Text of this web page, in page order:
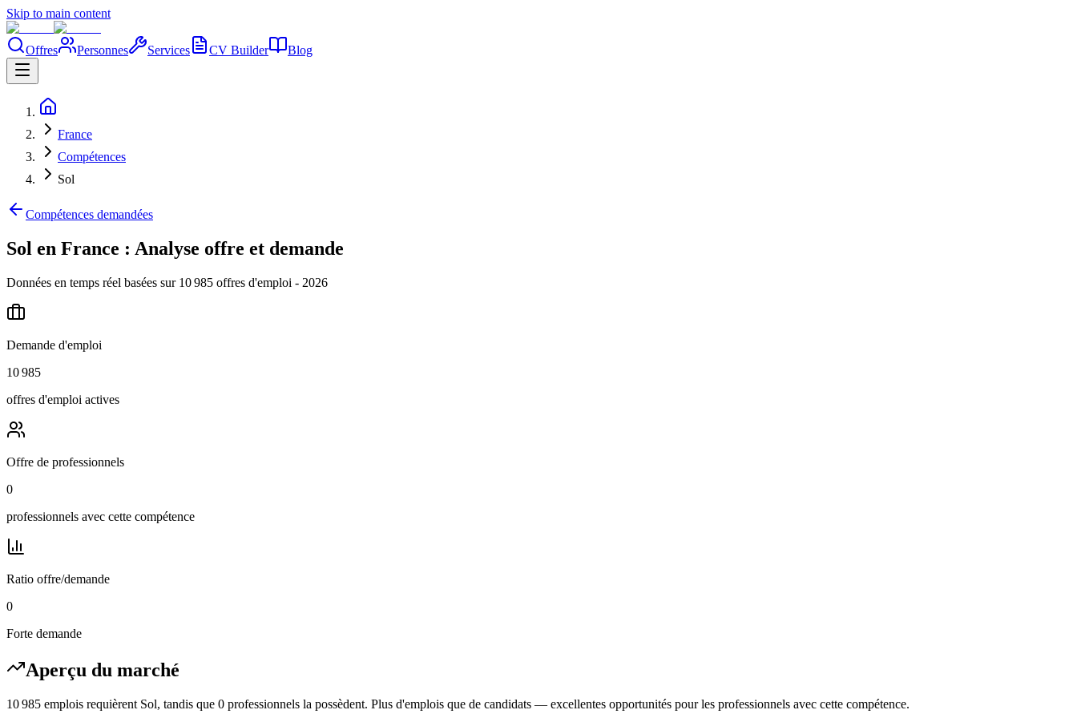
Skip to main content
Offres Personnes Services CV Builder Blog
France
Compétences
Sol
Compétences demandées
Sol en France : Analyse offre et demande
Données en temps réel basées sur 10 985 offres d'emploi - 2026
Demande d'emploi
10 985
offres d'emploi actives
Offre de professionnels
0
professionnels avec cette compétence
Ratio offre/demande
0
Forte demande
Aperçu du marché
10 985 emplois requièrent Sol, tandis que 0 professionnels la possèdent. Plus d'emplois que de candidats — excellentes opportunités pour les professionnels avec cette compétence.